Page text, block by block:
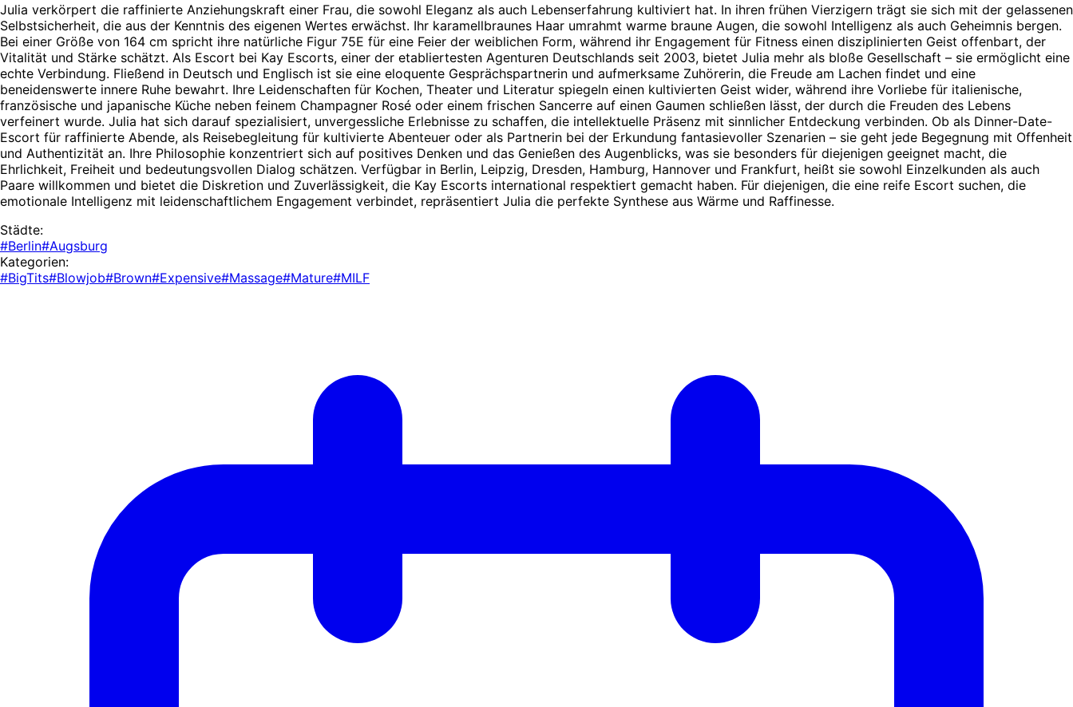
Julia verkörpert die raffinierte Anziehungskraft einer Frau, die sowohl Eleganz als auch Lebenserfahrung kultiviert hat. In ihren frühen Vierzigern trägt sie sich mit der gelassenen
Selbstsicherheit, die aus der Kenntnis des eigenen Wertes erwächst. Ihr karamellbraunes Haar umrahmt warme braune Augen, die sowohl Intelligenz als auch Geheimnis bergen.
Bei einer Größe von 164 cm spricht ihre natürliche Figur 75E für eine Feier der weiblichen Form, während ihr Engagement für Fitness einen disziplinierten Geist offenbart, der
Vitalität und Stärke schätzt. Als Escort bei Kay Escorts, einer der etabliertesten Agenturen Deutschlands seit 2003, bietet Julia mehr als bloße Gesellschaft – sie ermöglicht eine
echte Verbindung. Fließend in Deutsch und Englisch ist sie eine eloquente Gesprächspartnerin und aufmerksame Zuhörerin, die Freude am Lachen findet und eine
beneidenswerte innere Ruhe bewahrt. Ihre Leidenschaften für Kochen, Theater und Literatur spiegeln einen kultivierten Geist wider, während ihre Vorliebe für italienische,
französische und japanische Küche neben feinem Champagner Rosé oder einem frischen Sancerre auf einen Gaumen schließen lässt, der durch die Freuden des Lebens
verfeinert wurde. Julia hat sich darauf spezialisiert, unvergessliche Erlebnisse zu schaffen, die intellektuelle Präsenz mit sinnlicher Entdeckung verbinden. Ob als Dinner-Date-
Escort für raffinierte Abende, als Reisebegleitung für kultivierte Abenteuer oder als Partnerin bei der Erkundung fantasievoller Szenarien – sie geht jede Begegnung mit Offenheit
und Authentizität an. Ihre Philosophie konzentriert sich auf positives Denken und das Genießen des Augenblicks, was sie besonders für diejenigen geeignet macht, die
Ehrlichkeit, Freiheit und bedeutungsvollen Dialog schätzen. Verfügbar in Berlin, Leipzig, Dresden, Hamburg, Hannover und Frankfurt, heißt sie sowohl Einzelkunden als auch
Paare willkommen und bietet die Diskretion und Zuverlässigkeit, die Kay Escorts international respektiert gemacht haben. Für diejenigen, die eine reife Escort suchen, die
emotionale Intelligenz mit leidenschaftlichem Engagement verbindet, repräsentiert Julia die perfekte Synthese aus Wärme und Raffinesse.
Städte:
#Berlin#Augsburg
Kategorien:
#BigTits#Blowjob#Brown#Expensive#Massage#Mature#MILF